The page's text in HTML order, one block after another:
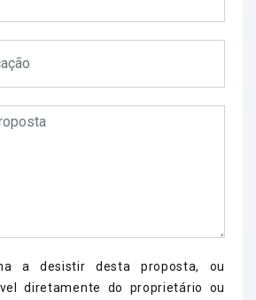
a desistir desta proposta, ou
diretamente do proprietário ou